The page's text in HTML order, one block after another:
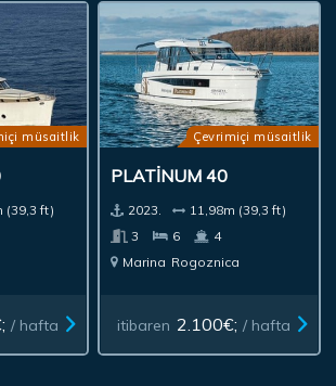
müsaitlik
(39,3 ft)
/ hafta
Çevrimiçi müsaitlik
PLATINUM 40
2023.
11,98m (39,3 ft)
3
6
4
Marina Rogoznica
itibaren 2.100€; / hafta